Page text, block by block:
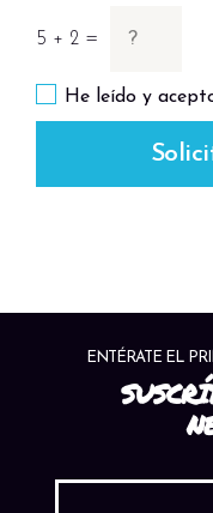
5 + 2 =
He leído y
ENTÉRATE EL